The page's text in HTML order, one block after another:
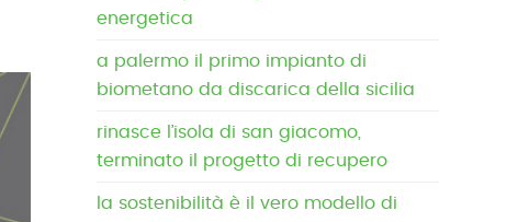
energetica
a palermo il primo impianto di
biometano da discarica della sicilia
rinasce l’isola di san giacomo,
terminato il progetto di recupero
la sostenibilità è il vero modello di